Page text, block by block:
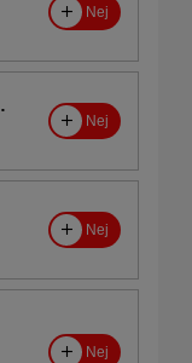
Nej
Nej
Nej
Nej